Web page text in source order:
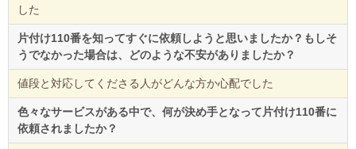
した
片付け110番を知ってすぐに依頼しようと思いましたか？もしそ
うでなかった場合は、どのような不安がありましたか？
値段と対応してくださる人がどんな方か心配でした
色々なサービスがある中で、何が決め手となって片付け110番に
依頼されましたか？